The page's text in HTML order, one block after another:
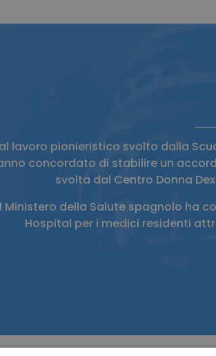
lavoro pionieristico svolto dalla
concordato di stabilire un
svolta dal Centro Donna
Ministero della Salute spagnolo ha
Hospital per i medici residenti